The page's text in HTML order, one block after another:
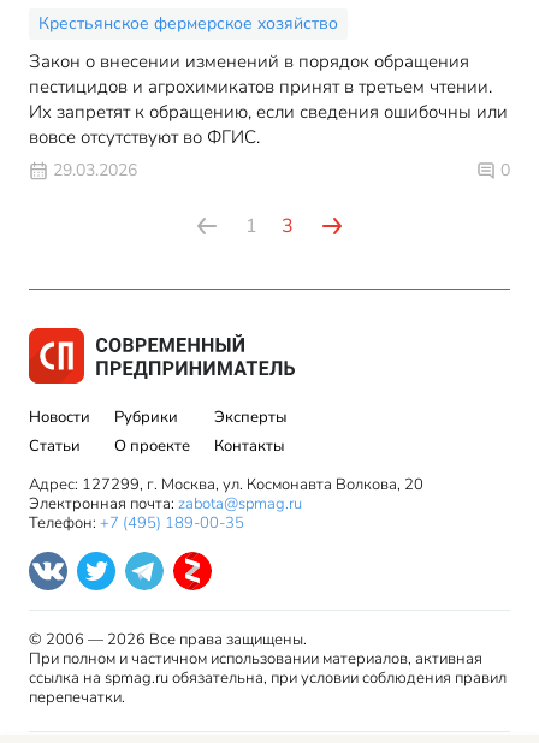
Крестьянское фермерское хозяйство
Закон о внесении изменений в порядок обращения
пестицидов и агрохимикатов принят в третьем чтении.
Их запретят к обращению, если сведения ошибочны или
вовсе отсутствуют во ФГИС.
29.03.2026 0
1 3
Новости
Статьи
Рубрики
О проекте
Эксперты
Контакты
Адрес: 127299, г. Москва, ул. Космонавта Волкова, 20
Электронная почта: zabota@spmag.ru
Телефон: +7 (495) 189-00-35
© 2006 — 2026 Все права защищены.
При полном и частичном использовании материалов, активная
ссылка на spmag.ru обязательна, при условии соблюдения правил
перепечатки.